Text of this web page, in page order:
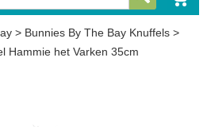
> Bunnies By The Bay Knuffels >
Hammie het Varken 35cm